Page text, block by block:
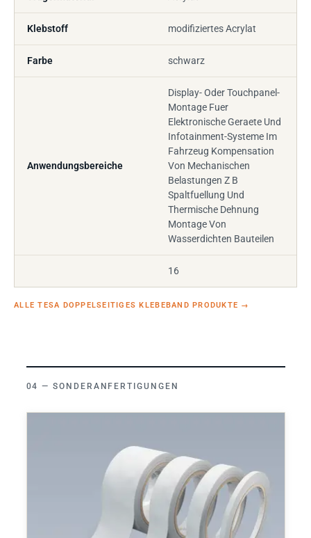
Klebstoff modifiziertes Acrylat
Farbe schwarz
Anwendungsbereiche
Display- Oder Touchpanel-
Montage Fuer
Elektronische Geraete Und
Infotainment-Systeme Im
Fahrzeug Kompensation
Von Mechanischen
Belastungen Z B
Spaltfuellung Und
Thermische Dehnung
Montage Von
Wasserdichten Bauteilen
16
ALLE TESA DOPPELSEITIGES KLEBEBAND PRODUKTE →
SONDERANFERTIGUNGEN